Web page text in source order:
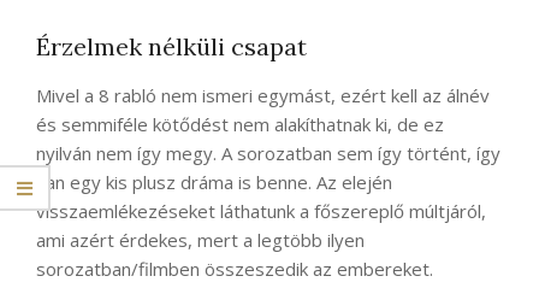
Érzelmek nélküli csapat
Mivel a 8 rabló nem ismeri egymást, ezért kell az álnév
és semmiféle kötődést nem alakíthatnak ki, de ez
nyilván nem így megy. A sorozatban sem így történt, így
van egy kis plusz dráma is benne. Az elején
visszaemlékezéseket láthatunk a főszereplő múltjáról,
ami azért érdekes, mert a legtöbb ilyen
sorozatban/filmben összeszedik az embereket.